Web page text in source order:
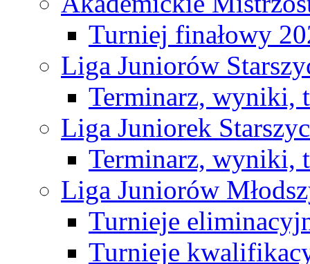
Turniej finałowy
Liga Juniorów
Terminarz, wyniki,
Liga Juniorek
Terminarz, wyniki,
Liga Juniorów
Turnieje
Turnieje